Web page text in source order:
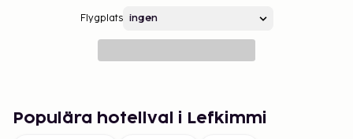
Flygplats
Populära hotellval i Lefkimmi